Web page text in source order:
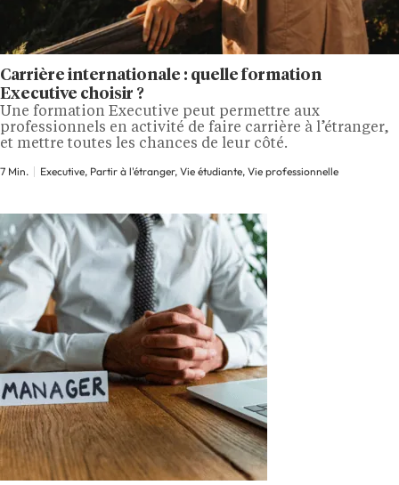
Carrière internationale : quelle formation
Executive choisir ?
Une formation Executive peut permettre aux
professionnels en activité de faire carrière à l’étranger,
et mettre toutes les chances de leur côté.
7 Min. Executive, Partir à l'étranger, Vie étudiante, Vie professionnelle